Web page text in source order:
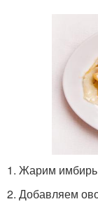
1. Жарим
2. Добавляем